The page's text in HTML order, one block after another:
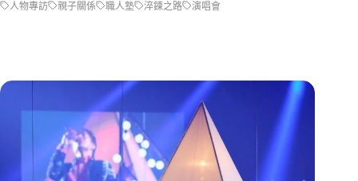
人物專訪 親子關係 職人塾 淬鍊之路 演唱會